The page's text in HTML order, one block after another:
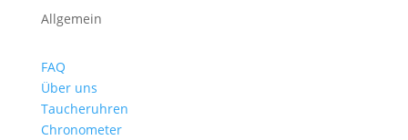
Allgemein
FAQ
Über uns
Taucheruhren
Chronometer